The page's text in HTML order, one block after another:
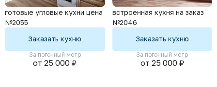
готовые угловые кухни цена
№2055
Заказать кухню
За погонный метр
от 25 000 ₽
встроенная кухня на заказ
№2046
Заказать кухню
За погонный метр
от 25 000 ₽